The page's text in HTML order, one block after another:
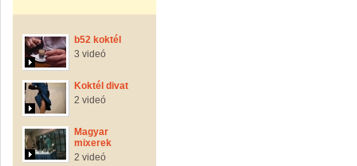
b52 koktél
3 videó
Koktél divat
2 videó
Magyar
mixerek
2 videó